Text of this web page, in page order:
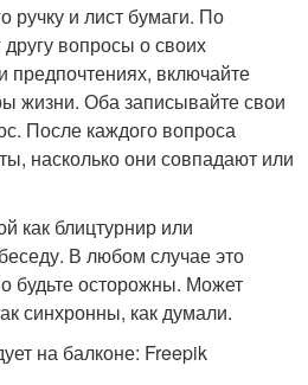
ручку и лист бумаги. По
вопросы о своих
предпочтениях, включайте
жизни. Оба записывайте свои
После каждого вопроса
насколько они совпадают или
как блицтурнир или
В любом случае это
будьте осторожны. Может
синхронны, как думали.
на балконе: Freepik